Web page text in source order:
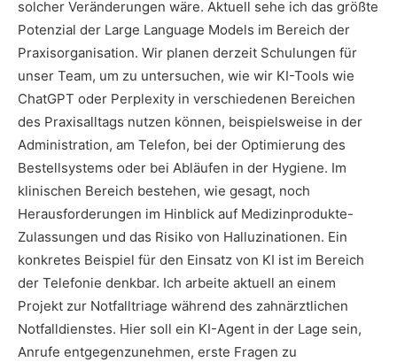
solcher Veränderungen wäre. Aktuell sehe ich das größte
Potenzial der Large Language Models im Bereich der
Praxisorganisation. Wir planen derzeit Schulungen für
unser Team, um zu untersuchen, wie wir KI-Tools wie
ChatGPT oder Perplexity in verschiedenen Bereichen
des Praxisalltags nutzen können, beispielsweise in der
Administration, am Telefon, bei der Optimierung des
Bestellsystems oder bei Abläufen in der Hygiene. Im
klinischen Bereich bestehen, wie gesagt, noch
Herausforderungen im Hinblick auf Medizinprodukte-
Zulassungen und das Risiko von Halluzinationen. Ein
konkretes Beispiel für den Einsatz von KI ist im Bereich
der Telefonie denkbar. Ich arbeite aktuell an einem
Projekt zur Notfalltriage während des zahnärztlichen
Notfalldienstes. Hier soll ein KI-Agent in der Lage sein,
Anrufe entgegenzunehmen, erste Fragen zu